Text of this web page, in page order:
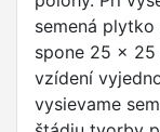
semená
spone 25 x
vzídení
vysievame